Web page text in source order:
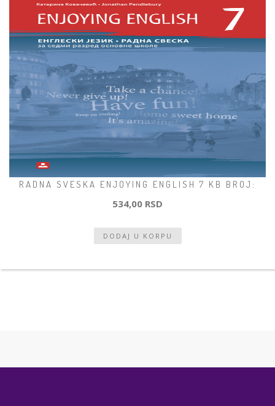
RADNA SVESKA ENJOYING ENGLISH 7 KB BROJ:
534,00 RSD